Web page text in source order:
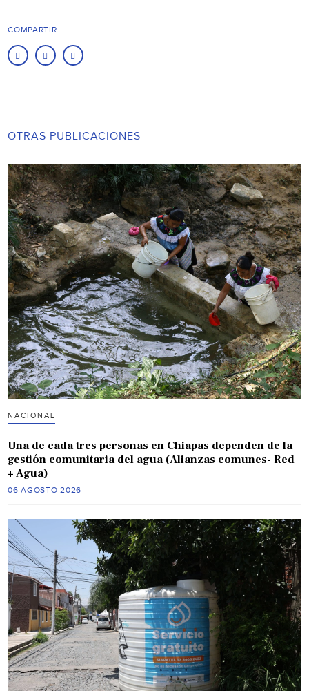
COMPARTIR
OTRAS PUBLICACIONES
NACIONAL
Una de cada tres personas en Chiapas dependen de la
gestión comunitaria del agua (Alianzas comunes- Red
+ Agua)
06 AGOSTO 2026